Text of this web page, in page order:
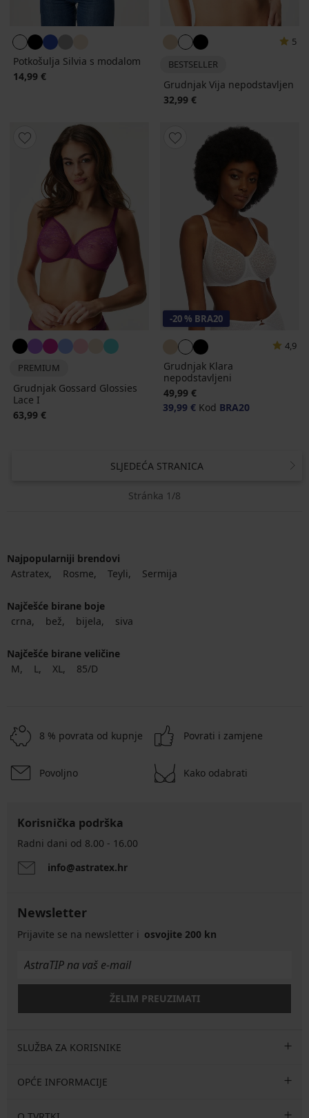
Potkošulja Silvia s modalom
14,99 €
5
BESTSELLER
Grudnjak Vija nepodstavljen
32,99 €
PREMIUM
Grudnjak Gossard Glossies
Lace I
63,99 €
-20 % BRA20
4,9
Grudnjak Klara
nepodstavljeni
49,99 €
39,99 € Kod BRA20
SLJEDEĆA STRANICA
Stránka 1/8
Najpopularniji brendovi
Astratex
Rosme Teyli Sermija
Najčešće birane boje
crna
bež bijela siva
Najčešće birane veličine
M
L XL 85/D
8 % povrata od kupnje Povrati i zamjene
Povoljno Kako odabrati
Korisnička podrška
Radni dani od 8.00 - 16.00
info@astratex.hr
Newsletter
Prijavite se na newsletter i osvojite 200 kn
ŽELIM PREUZIMATI
SLUŽBA ZA KORISNIKE
OPĆE INFORMACIJE